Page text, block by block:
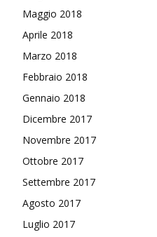
Maggio 2018
Aprile 2018
Marzo 2018
Febbraio 2018
Gennaio 2018
Dicembre 2017
Novembre 2017
Ottobre 2017
Settembre 2017
Agosto 2017
Luglio 2017